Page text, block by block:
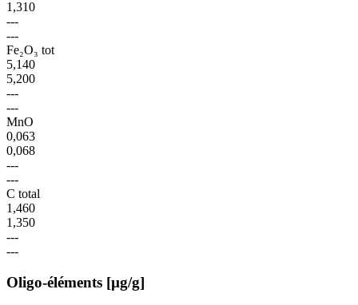
1,310
---
---
Fe₂O₃ tot
5,140
5,200
---
---
MnO
0,063
0,068
---
---
C total
1,460
1,350
---
---
Oligo-éléments [µg/g]